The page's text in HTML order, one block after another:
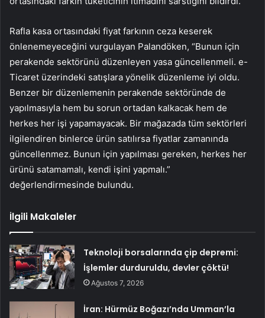
Rafla kasa ortasındaki fiyat farkının ceza keserek
önlenemeyeceğini vurgulayan Palandöken, “Bunun için
perakende sektörünü düzenleyen yasa güncellenmeli. e-
Ticaret üzerindeki satışlara yönelik düzenleme iyi oldu.
Benzer bir düzenlemenin perakende sektöründe de
yapılmasıyla hem bu sorun ortadan kalkacak hem de
herkes her işi yapamayacak. Bir mağazada tüm sektörleri
ilgilendiren binlerce ürün satılırsa fiyatlar zamanında
güncellenmez. Bunun için yapılması gereken, herkes her
ürünü satamamalı, kendi işini yapmalı.”
değerlendirmesinde bulundu.
İlgili Makaleler
Teknoloji borsalarında çip depremi:
İşlemler durduruldu, devler çöktü!
Ağustos 7, 2026
İran: Hürmüz Boğazı’nda Umman’la